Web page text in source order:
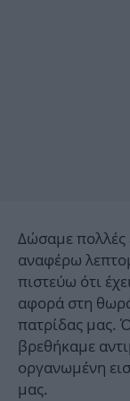
Δώσαμε πολλές
αναφέρω
πιστεύω ότι
αφορά στη
πατρίδας μας.
βρεθήκαμε
οργανωμένη
μας.